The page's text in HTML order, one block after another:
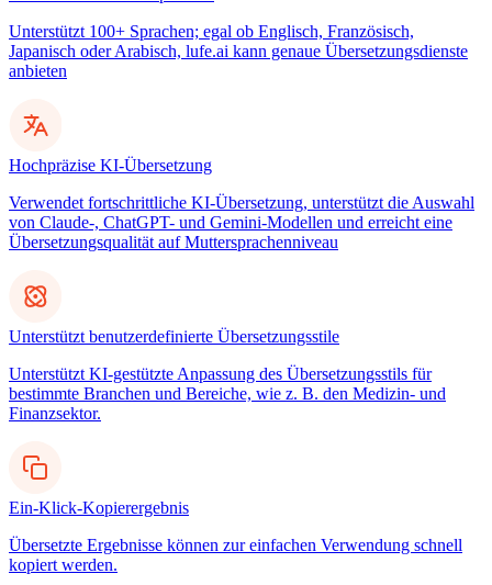
Unterstützt 100+ Sprachen; egal ob Englisch, Französisch,
Japanisch oder Arabisch, lufe.ai kann genaue Übersetzungsdienste
anbieten
Hochpräzise KI-Übersetzung
Verwendet fortschrittliche KI-Übersetzung, unterstützt die Auswahl
von Claude-, ChatGPT- und Gemini-Modellen und erreicht eine
Übersetzungsqualität auf Muttersprachenniveau
Unterstützt benutzerdefinierte Übersetzungsstile
Unterstützt KI-gestützte Anpassung des Übersetzungsstils für
bestimmte Branchen und Bereiche, wie z. B. den Medizin- und
Finanzsektor.
Ein-Klick-Kopierergebnis
Übersetzte Ergebnisse können zur einfachen Verwendung schnell
kopiert werden.